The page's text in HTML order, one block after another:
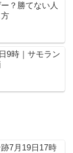
？勝てない人
9時｜サモラン
7月19日17時